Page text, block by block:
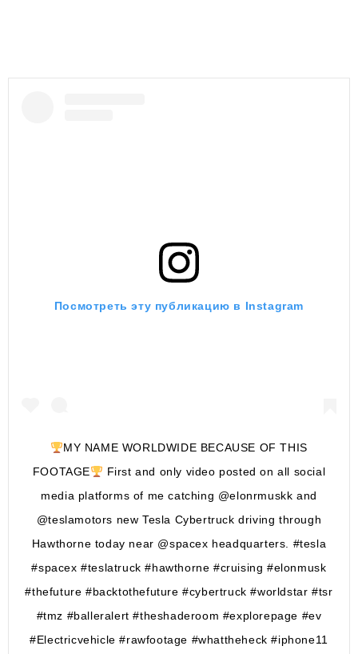
Посмотреть эту публикацию в Instagram
MY NAME WORLDWIDE BECAUSE OF THIS
FOOTAGE
First and only video posted on all social
media platforms of me catching @elonrmuskk and
@teslamotors new Tesla Cybertruck driving through
Hawthorne today near @spacex headquarters. #tesla
#spacex #teslatruck #hawthorne #cruising #elonmusk
#thefuture #backtothefuture #cybertruck #worldstar #tsr
#tmz #balleralert #theshaderoom #explorepage #ev
#Electricvehicle #rawfootage #whattheheck #iphone11